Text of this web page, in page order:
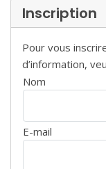
Inscription
Pour vous
d’information,
Nom
E-mail